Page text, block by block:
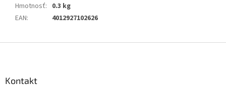
Hmotnosť: 0.3 kg
EAN: 4012927102626
Kontakt